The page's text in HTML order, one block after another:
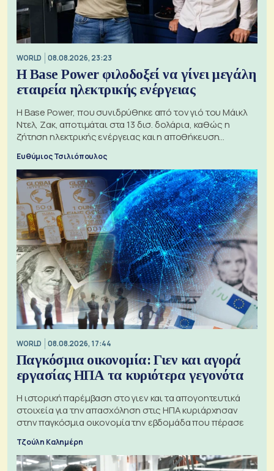
WORLD 08.08.2026, 23:23
Η Base Power φιλοδοξεί να γίνει μεγάλη
εταιρεία ηλεκτρικής ενέργειας
Η Base Power, που συνιδρύθηκε από τον γιό του Μάικλ
Ντελ, Ζακ, αποτιμάται στα 13 δισ. δολάρια, καθώς η
ζήτηση ηλεκτρικής ενέργειας και η αποθήκευση
Ευθύμιος Τσιλιόπουλος
WORLD 08.08.2026, 17:44
Παγκόσμια οικονομία: Γιεν και αγορά
εργασίας ΗΠΑ τα κυριότερα γεγονότα
Η ιστορική παρέμβαση στο γιεν και τα απογοητευτικά
στοιχεία για την απασχόληση στις ΗΠΑ κυριάρχησαν
στην παγκόσμια οικονομία την εβδομάδα που πέρασε
Τζούλη Καλημέρη